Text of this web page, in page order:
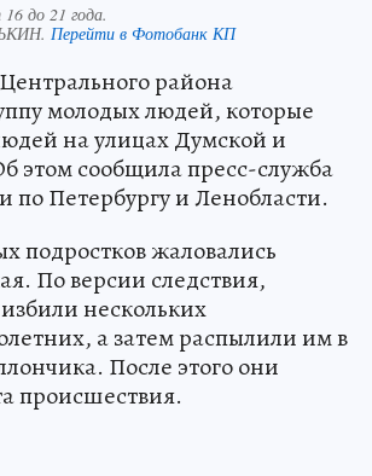
до 21 года.
Перейти в Фотобанк КП
района
молодых людей, которые
на улицах Думской и
этом сообщила пресс-служба
Петербургу и Ленобласти.
подростков жаловались
По версии следствия,
нескольких
а затем распылили им в
После этого они
происшествия.